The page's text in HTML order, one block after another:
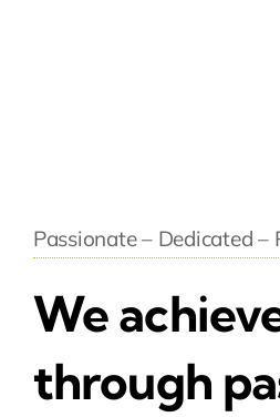
Passionate – Dedicated –
We
through